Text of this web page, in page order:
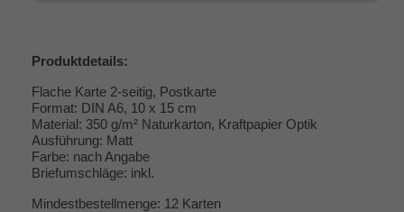
Produktdetails:
Flache Karte 2-seitig, Postkarte
Format: DIN A6, 10 x 15 cm
Material: 350 g/m² Naturkarton, Kraftpapier Optik
Ausführung: Matt
Farbe: nach Angabe
Briefumschläge: inkl.
Mindestbestellmenge: 12 Karten